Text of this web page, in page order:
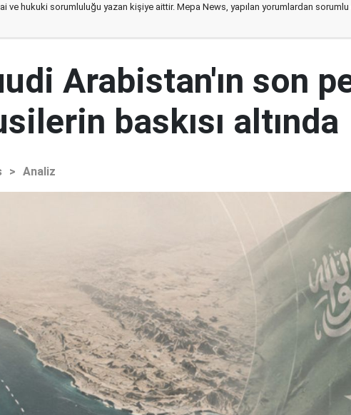
ve hukuki sorumluluğu yazan kişiye aittir. Mepa News, yapılan yorumlardan
Arabistan'ın son
baskısı altında
> Analiz